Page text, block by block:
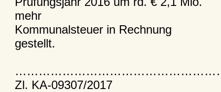
mehr
Kommunalsteuer in Rechnung
gestellt.
Zl. KA-09307/2017